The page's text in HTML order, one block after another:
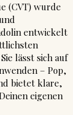
(CVT) wurde
entwickelt
lässt sich auf
– Pop,
bietet klare,
eigenen